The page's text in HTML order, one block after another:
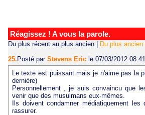
Réagissez ! A vous la parole.
Du plus récent au plus ancien
Du plus
25. Posté par Stevens Eric le 07/03/2012 08:41
Le texte est puissant mais je n'aime pas la
dernière)
Personnellement , je suis convaincu que
venir que des musulmans eux-mêmes.
Ils doivent condamner médiatiquement
rassurer.